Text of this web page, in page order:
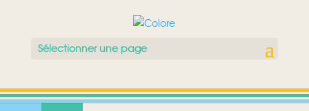
Sélectionner une page